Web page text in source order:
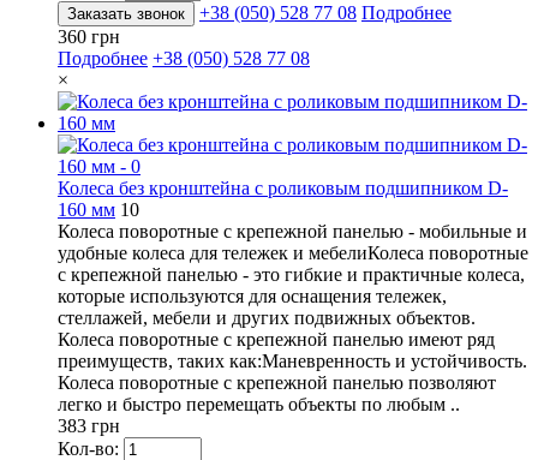
Заказать звонок +38 (050) 528 77 08 Подробнее
360 грн
Подробнее +38 (050) 528 77 08
×
Колеса без кронштейна с роликовым подшипником D-
160 мм 10
Колеса поворотные с крепежной панелью - мобильные и
удобные колеса для тележек и мебелиКолеса поворотные
с крепежной панелью - это гибкие и практичные колеса,
которые используются для оснащения тележек,
стеллажей, мебели и других подвижных объектов.
Колеса поворотные с крепежной панелью имеют ряд
преимуществ, таких как:Маневренность и устойчивость.
Колеса поворотные с крепежной панелью позволяют
легко и быстро перемещать объекты по любым ..
383 грн
Кол-во: